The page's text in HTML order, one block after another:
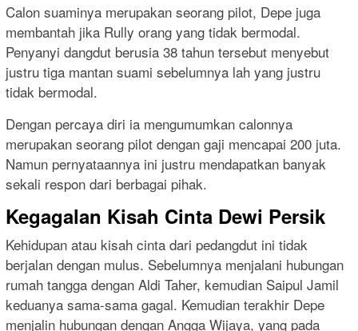
Calon suaminya merupakan seorang pilot, Depe juga
membantah jika Rully orang yang tidak bermodal.
Penyanyi dangdut berusia 38 tahun tersebut menyebut
justru tiga mantan suami sebelumnya lah yang justru
tidak bermodal.
Dengan percaya diri ia mengumumkan calonnya
merupakan seorang pilot dengan gaji mencapai 200 juta.
Namun pernyataannya ini justru mendapatkan banyak
sekali respon dari berbagai pihak.
Kegagalan Kisah Cinta Dewi Persik
Kehidupan atau kisah cinta dari pedangdut ini tidak
berjalan dengan mulus. Sebelumnya menjalani hubungan
rumah tangga dengan Aldi Taher, kemudian Saipul Jamil
keduanya sama-sama gagal. Kemudian terakhir Depe
menjalin hubungan dengan Angga Wijaya, yang pada